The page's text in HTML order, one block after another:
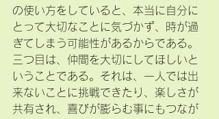
の使い方をしていると、本当に自分に
とって大切なことに気づかず、時が過
ぎてしまう可能性があるからである。
三つ目は、仲間を大切にしてほしいと
いうことである。それは、一人では出
来ないことに挑戦できたり、楽しさが
共有され、喜びが膨らむ事にもつなが